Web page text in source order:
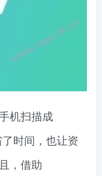
机扫描成
时间，也让资
，借助